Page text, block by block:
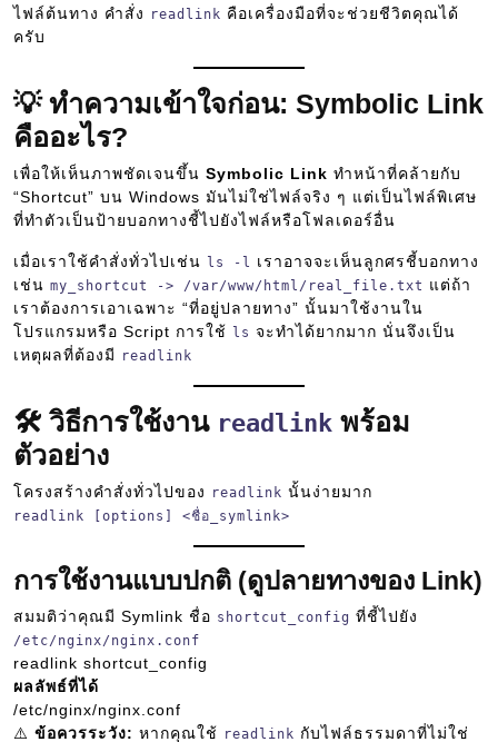
ไฟล์ต้นทาง คำสั่ง
readlink คือเครื่องมือที่จะช่วยชีวิตคุณได้
ครับ
💡 ทำความเข้าใจก่อน: Symbolic Link
คืออะไร?
เพื่อให้เห็นภาพชัดเจนขึ้น Symbolic Link ทำหน้าที่คล้ายกับ
“Shortcut” บน Windows มันไม่ใช่ไฟล์จริง ๆ แต่เป็นไฟล์พิเศษ
ที่ทำตัวเป็นป้ายบอกทางชี้ไปยังไฟล์หรือโฟลเดอร์อื่น
เมื่อเราใช้คำสั่งทั่วไปเช่น ls -l เราอาจจะเห็นลูกศรชี้บอกทาง
เช่น my_shortcut -> /var/www/html/real_file.txt แต่ถ้า
เราต้องการเอาเฉพาะ “ที่อยู่ปลายทาง” นั้นมาใช้งานใน
โปรแกรมหรือ Script การใช้
ls จะทำได้ยากมาก นั่นจึงเป็น
เหตุผลที่ต้องมี
readlink
🛠️ วิธีการใช้งาน readlink พร้อม
ตัวอย่าง
โครงสร้างคำสั่งทั่วไปของ readlink นั้นง่ายมาก
readlink [options] <ชื่อ_symlink>
การใช้งานแบบปกติ (ดูปลายทางของ Link)
สมมติว่าคุณมี Symlink ชื่อ shortcut_config ที่ชี้ไปยัง
/etc/nginx/nginx.conf
readlink shortcut_config
ผลลัพธ์ที่ได้
/etc/nginx/nginx.conf
⚠️ ข้อควรระวัง: หากคุณใช้ readlink กับไฟล์ธรรมดาที่ไม่ใช่